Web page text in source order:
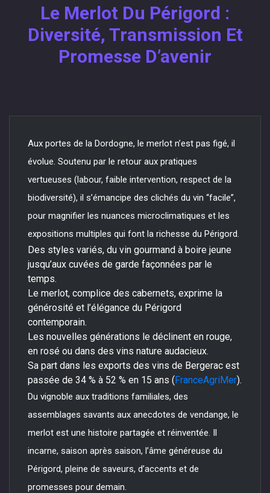
Le Merlot Du Périgord :
Diversité, Transmission Et
Promesse D’avenir
Aux portes de la Dordogne, le merlot n’est pas figé, il
évolue. Soutenu par le retour aux pratiques
vertueuses (labour, faible intervention, respect de la
biodiversité), il s’émancipe des clichés du vin “facile”,
pour magnifier les nuances microclimatiques et les
expositions multiples qui font la richesse du Périgord.
Des styles variés, du vin gourmand à boire jeune
jusqu’aux cuvées de garde façonnées par le
temps.
Le merlot, complice des cabernets, exprime la
générosité et l’élégance du Périgord
contemporain.
Les nouvelles générations le déclinent en rouge,
en rosé ou dans des vins nature audacieux.
Sa part dans les exports des vins de Bergerac est
passée de 34 % à 52 % en 15 ans (FranceAgriMer).
Du vignoble aux traditions familiales, des
assemblages savants aux anecdotes de vendange, le
merlot est une histoire partagée et réinventée. Il
incarne, saison après saison, l’âme généreuse du
Périgord, pleine de saveurs, d’accents et de
promesses pour demain.